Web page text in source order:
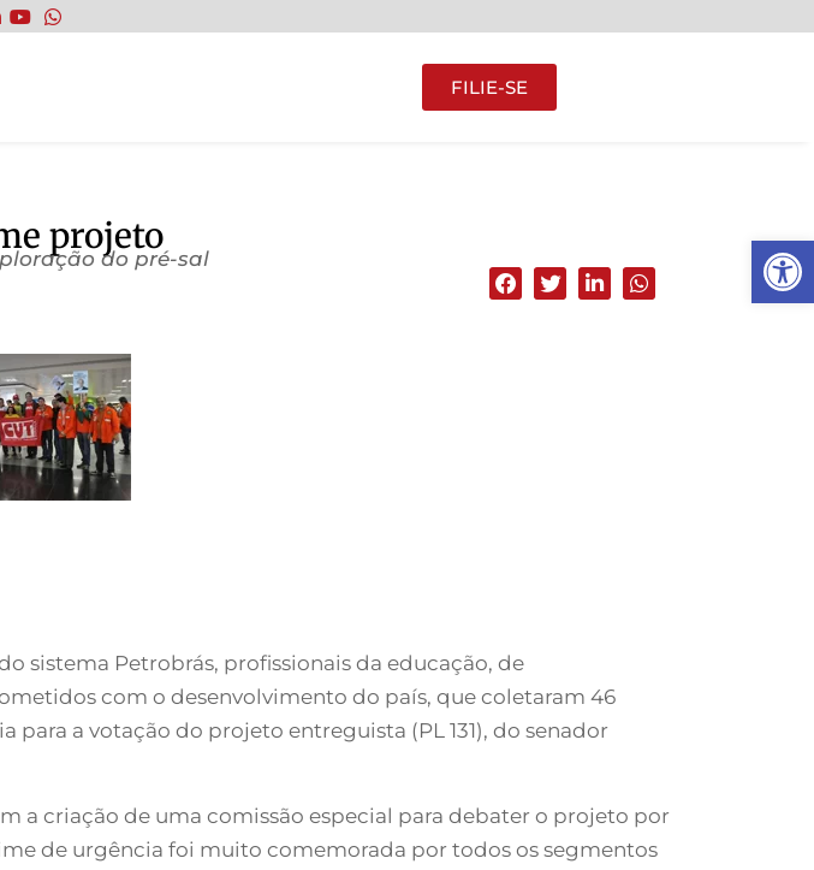
Abrir
FILIE-SE
projeto
do pré-sal
sistema Petrobrás, profissionais da educação, de
com o desenvolvimento do país, que coletaram 46
a votação do projeto entreguista (PL 131), do senador
a criação de uma comissão especial para debater o projeto por
de urgência foi muito comemorada por todos os segmentos